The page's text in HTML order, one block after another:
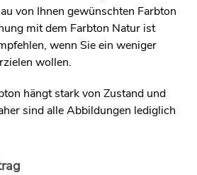
von Ihnen gewünschten Farbton
mit dem Farbton Natur ist
wenn Sie ein weniger
wollen.
hängt stark von Zustand und
sind alle Abbildungen lediglich